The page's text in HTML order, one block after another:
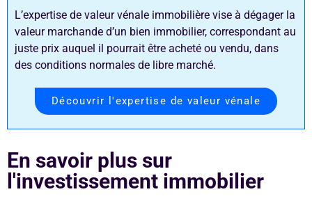
L’expertise de valeur vénale immobilière vise à dégager la
valeur marchande d’un bien immobilier, correspondant au
juste prix auquel il pourrait être acheté ou vendu, dans
des conditions normales de libre marché.
Découvrir l'expertise de valeur vénale
En savoir plus sur
l'investissement immobilier